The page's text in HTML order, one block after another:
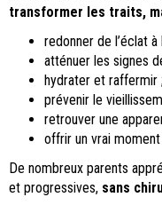
transformer les traits,
redonner de l’éclat à
atténuer les signes
hydrater et raffermir
prévenir le
retrouver une
offrir un vrai
De nombreux parents
et progressives, sans